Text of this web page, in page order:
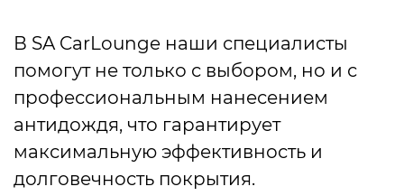
В SA CarLounge наши специалисты
помогут не только с выбором, но и с
профессиональным нанесением
антидождя, что гарантирует
максимальную эффективность и
долговечность покрытия.